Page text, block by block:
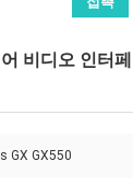
비디오 인터
GX GX550